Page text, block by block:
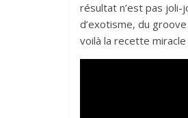
résultat n’est pas joli-
d’exotisme, du
voilà la recette